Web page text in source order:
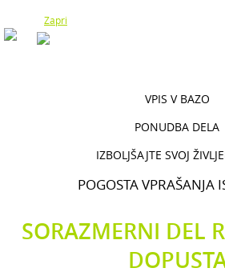
Zapri
VPIS V BAZO
PONUDBA DELA
IZBOLJŠAJTE SVOJ
POGOSTA VPRAŠANJA
SORAZMERNI DEL